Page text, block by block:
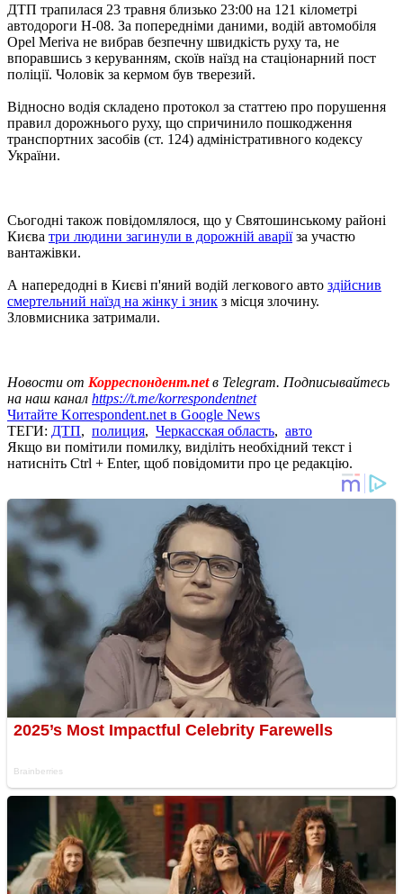
ДТП трапилася 23 травня близько 23:00 на 121 кілометрі
автодороги Н-08. За попередніми даними, водій автомобіля
Opel Meriva не вибрав безпечну швидкість руху та, не
впоравшись з керуванням, скоїв наїзд на стаціонарний пост
поліції. Чоловік за кермом був тверезий.
Відносно водія складено протокол за статтею про порушення
правил дорожнього руху, що спричинило пошкодження
транспортних засобів (ст. 124) адміністративного кодексу
України.
Сьогодні також повідомлялося, що у Святошинському районі
Києва три людини загинули в дорожній аваріїза участю
вантажівки.
А напередодні в Києві п'яний водій легкового авто здійснив
смертельний наїзд на жінку і зник з місця злочину.
Зловмисника затримали.
Новости от Корреспондент.netв Telegram. Подписывайтесь
на наш канал https://t.me/korrespondentnet
Читайте Korrespondent.net в Google News
ТЕГИ: ДТП, полиция, Черкасская область, авто
Якщо ви помітили помилку, виділіть необхідний текст і
натисніть Ctrl + Enter, щоб повідомити про це редакцію.